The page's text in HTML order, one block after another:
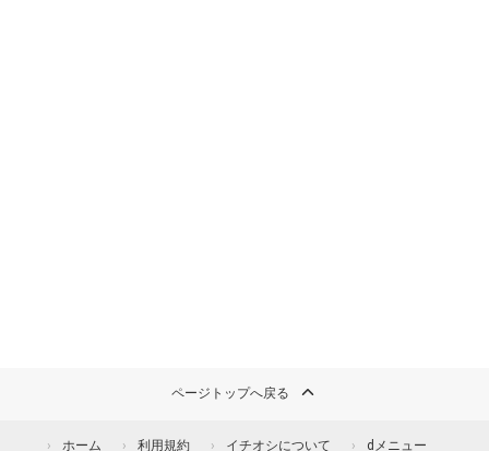
ページトップへ戻る
ホーム 利用規約 イチオシについて dメニュー